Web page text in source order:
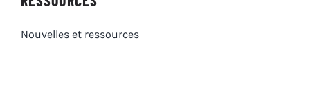
Nouvelles et ressources